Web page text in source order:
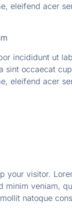
eleifend acer
incididunt ut
occaecat
eleifend acer
your visitor.
veniam,
natoque